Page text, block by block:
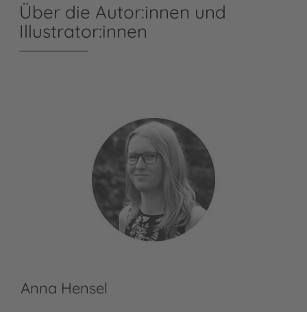
Über die Autor:innen und
Illustrator:innen
Anna Hensel